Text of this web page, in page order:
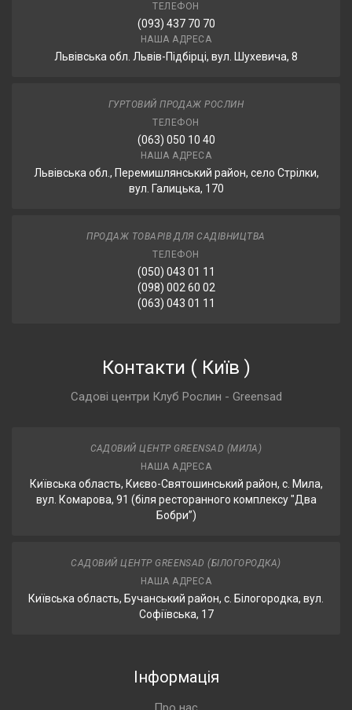
ТЕЛЕФОН
(093) 437 70 70
НАША АДРЕСА
Львівська обл. Львів-Підбірці, вул. Шухевича, 8
ГУРТОВИЙ ПРОДАЖ РОСЛИН
ТЕЛЕФОН
(063) 050 10 40
НАША АДРЕСА
Львівська обл., Перемишлянський район, село Стрілки,
вул. Галицька, 170
ПРОДАЖ ТОВАРІВ ДЛЯ САДІВНИЦТВА
ТЕЛЕФОН
(050) 043 01 11
(098) 002 60 02
(063) 043 01 11
Контакти ( Київ )
Садові центри Клуб Рослин - Greensad
САДОВИЙ ЦЕНТР GREENSAD (МИЛА)
НАША АДРЕСА
Київська область, Києво-Святошинський район, с. Мила,
вул. Комарова, 91 (біля ресторанного комплексу "Два
Бобри”)
САДОВИЙ ЦЕНТР GREENSAD (БІЛОГОРОДКА)
НАША АДРЕСА
Київська область, Бучанський район, с. Білогородка, вул.
Софіївська, 17
Інформація